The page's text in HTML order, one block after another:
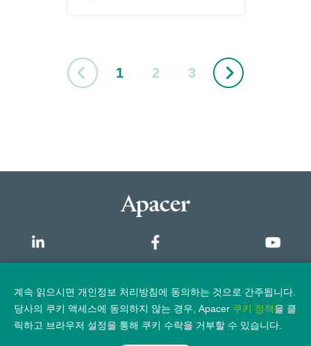
1 2 3
개요
개인정보 보호정책 법적 고지
계속 읽으시면 개인정보 처리방침에 동의하는 것으로 간주됩니다.
당사의 쿠키 액세스에 동의하지 않는 경우, Apacer 쿠키 정책을 클
릭하고 브라우저 설정을 통해 쿠키 수락을 거부할 수 있습니다.